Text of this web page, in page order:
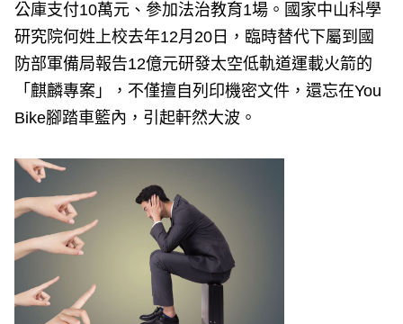
公庫支付10萬元、參加法治教育1場。國家中山科學
研究院何姓上校去年12月20日，臨時替代下屬到國
防部軍備局報告12億元研發太空低軌道運載火箭的
「麒麟專案」，不僅擅自列印機密文件，還忘在You
Bike腳踏車籃內，引起軒然大波。